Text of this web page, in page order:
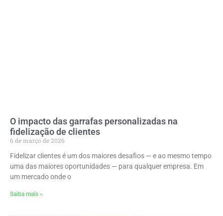
O impacto das garrafas personalizadas na
fidelização de clientes
6 de março de 2026
Fidelizar clientes é um dos maiores desafios — e ao mesmo tempo
uma das maiores oportunidades — para qualquer empresa. Em
um mercado onde o
Saiba mais »